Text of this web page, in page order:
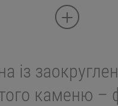
із
каменю –